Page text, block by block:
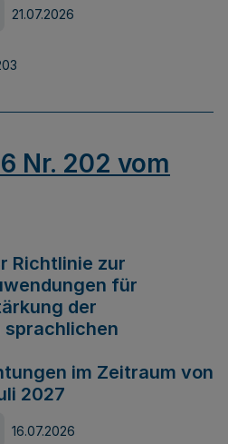
21.07.2026
Nr. 202 vom
Richtlinie zur
für
der
im Zeitraum von
2027
16.07.2026